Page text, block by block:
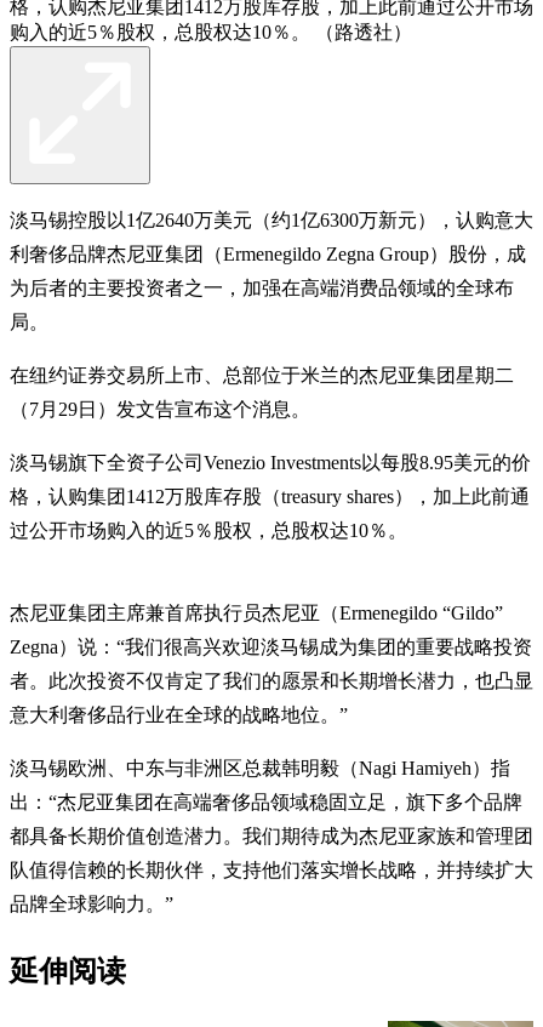
格，认购杰尼亚集团1412万股库存股，加上此前通过公开市场
购入的近5％股权，总股权达10％。 （路透社）
淡马锡控股以1亿2640万美元（约1亿6300万新元），认购意大
利奢侈品牌杰尼亚集团（Ermenegildo Zegna Group）股份，成
为后者的主要投资者之一，加强在高端消费品领域的全球布
局。
在纽约证券交易所上市、总部位于米兰的杰尼亚集团星期二
（7月29日）发文告宣布这个消息。
淡马锡旗下全资子公司Venezio Investments以每股8.95美元的价
格，认购集团1412万股库存股（treasury shares），加上此前通
过公开市场购入的近5％股权，总股权达10％。
杰尼亚集团主席兼首席执行员杰尼亚（Ermenegildo “Gildo”
Zegna）说：“我们很高兴欢迎淡马锡成为集团的重要战略投资
者。此次投资不仅肯定了我们的愿景和长期增长潜力，也凸显
意大利奢侈品行业在全球的战略地位。”
淡马锡欧洲、中东与非洲区总裁韩明毅（Nagi Hamiyeh）指
出：“杰尼亚集团在高端奢侈品领域稳固立足，旗下多个品牌
都具备长期价值创造潜力。我们期待成为杰尼亚家族和管理团
队值得信赖的长期伙伴，支持他们落实增长战略，并持续扩大
品牌全球影响力。”
延伸阅读